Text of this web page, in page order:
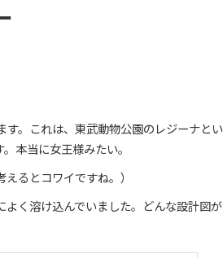
。これは、東武動物公園のレジーナとい
本当に女王様みたい。
るとコワイですね。）
く溶け込んでいました。どんな設計図が